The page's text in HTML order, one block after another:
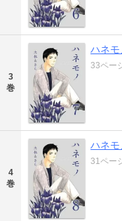
3
巻
ハネ
33ペー
4
巻
ハネ
31ペー